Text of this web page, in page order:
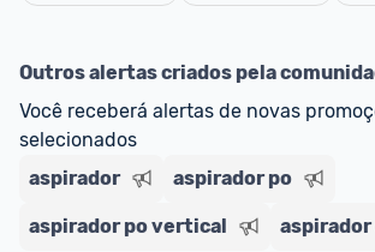
E lembre-se: você sempre pode
comunidade para tirar dúvidas ou
nossos Admins marcando
comentário ou através do Fale com
Outros alertas criados pela
Você receberá alertas de novas
selecionados
aspirador
aspirador po
aspirador po vertical aspirador